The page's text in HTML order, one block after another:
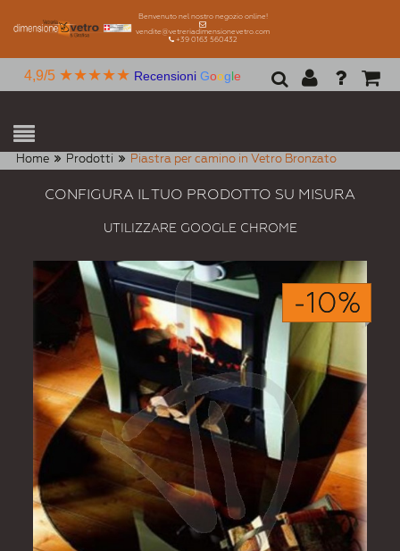
Benvenuto nel nostro negozio online!
vendite@vetreriadimensionevetro.com
+39 0163 560432
4,9/5 ★★★★★ Recensioni Google
Home Prodotti Piastra per camino in Vetro Bronzato
CONFIGURA IL TUO PRODOTTO SU MISURA
UTILIZZARE GOOGLE CHROME
-10%